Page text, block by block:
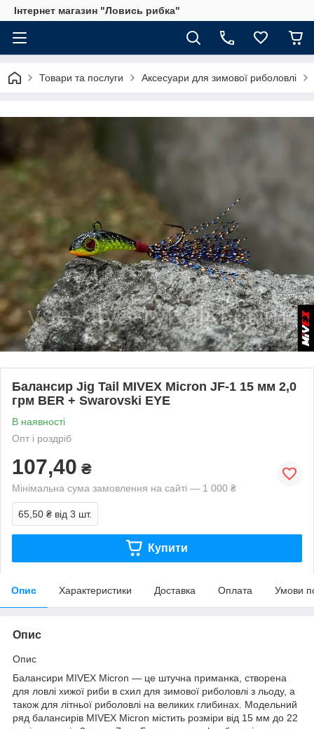
Інтернет магазин "Ловись рибка"
Товари та послуги Аксесуари для зимової риболовлі
Балансир Jig Tail MIVEX Micron JF-1 15 мм 2,0
грм BER + Swarovski EYE
В наявності
Опт і роздріб
107,40 ₴
Мінімальна сума замовлення на сайті — 1 000 ₴
65,50 ₴ від 3 шт.
Купити
Опис Характеристики Доставка Оплата Умови
Опис
Опис
Балансири MIVEX Micron — це штучна приманка, створена
для ловлі хижої риби в схил для зимової риболовлі з льоду, а
також для літньої риболовлі на великих глибинах. Модельний
ряд балансирів MIVEX Micron містить розміри від 15 мм до 22